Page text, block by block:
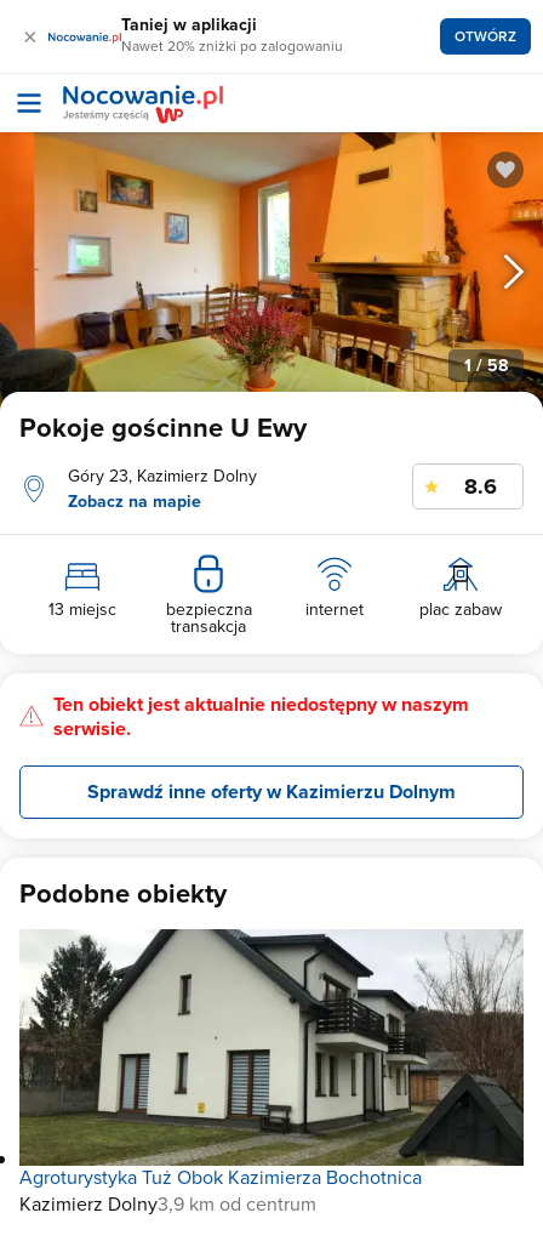
× Taniej w aplikacji
Nawet 20% zniżki po zalogowaniu OTWÓRZ
1/ 58
Pokoje gościnne U Ewy
Góry 23, Kazimierz Dolny
Zobacz na mapie
8.6
13 miejsc bezpieczna
transakcja
internet plac zabaw
Ten obiekt jest aktualnie niedostępny w naszym
serwisie.
Sprawdź inne oferty w Kazimierzu Dolnym
Podobne obiekty
Agroturystyka Tuż Obok Kazimierza Bochotnica
Kazimierz Dolny3,9 km od centrum